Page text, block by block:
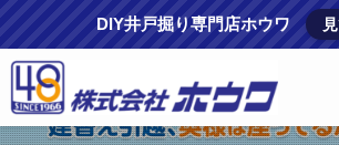
DIY井戸掘り専門店ホウワ